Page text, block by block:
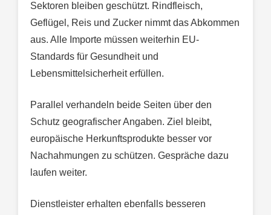
Sektoren bleiben geschützt. Rindfleisch,
Geflügel, Reis und Zucker nimmt das Abkommen
aus. Alle Importe müssen weiterhin EU-
Standards für Gesundheit und
Lebensmittelsicherheit erfüllen.
Parallel verhandeln beide Seiten über den
Schutz geografischer Angaben. Ziel bleibt,
europäische Herkunftsprodukte besser vor
Nachahmungen zu schützen. Gespräche dazu
laufen weiter.
Dienstleister erhalten ebenfalls besseren